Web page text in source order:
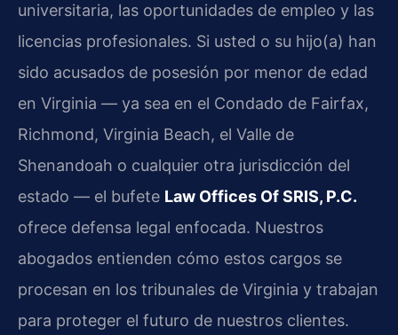
universitaria, las oportunidades de empleo y las
licencias profesionales. Si usted o su hijo(a) han
sido acusados de posesión por menor de edad
en Virginia — ya sea en el Condado de Fairfax,
Richmond, Virginia Beach, el Valle de
Shenandoah o cualquier otra jurisdicción del
estado — el bufete Law Offices Of SRIS, P.C.
ofrece defensa legal enfocada. Nuestros
abogados entienden cómo estos cargos se
procesan en los tribunales de Virginia y trabajan
para proteger el futuro de nuestros clientes.